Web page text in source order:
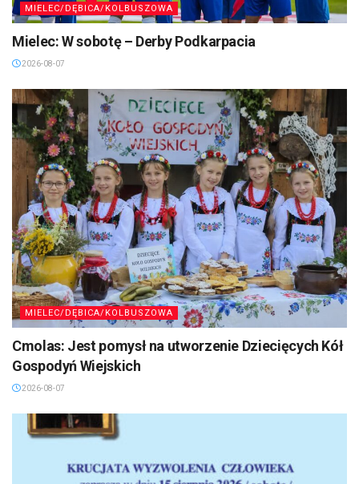
MIELEC/DĘBICA/KOLBUSZOWA
Mielec: W sobotę – Derby Podkarpacia
2026-08-07
MIELEC/DĘBICA/KOLBUSZOWA
Cmolas: Jest pomysł na utworzenie Dziecięcych Kół
Gospodyń Wiejskich
2026-08-07